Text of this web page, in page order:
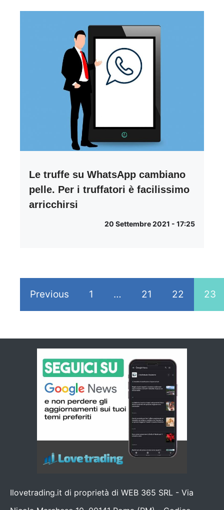
Le truffe su WhatsApp cambiano
pelle. Per i truffatori è facilissimo
arricchirsi
20 Settembre 2021 - 17:25
Previous 1 … 21 22 23
Ilovetrading.it di proprietà di WEB 365 SRL - Via